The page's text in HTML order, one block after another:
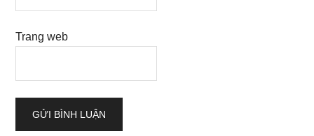
Trang web